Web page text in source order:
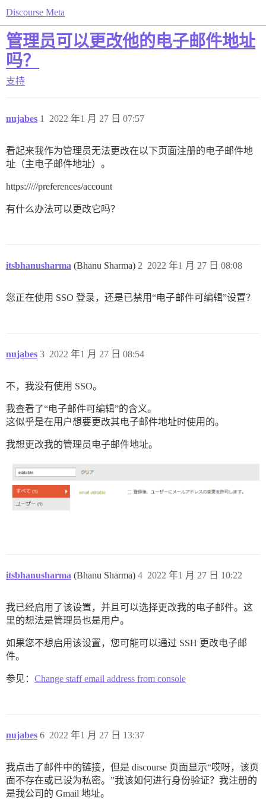
Discourse Meta
管理员可以更改他的电子邮件地址
吗？
支持
nujabes 2022 年1 月 27 日 07:57
1
看起来我作为管理员无法更改在以下页面注册的电子邮件地
址（主电子邮件地址）。
https://///preferences/account
有什么办法可以更改它吗？
itsbhanusharma (Bhanu Sharma) 2022 年1 月 27 日 08:08
2
您正在使用 SSO 登录，还是已禁用“电子邮件可编辑”设置？
nujabes 2022 年1 月 27 日 08:54
3
不，我没有使用 SSO。
我查看了“电子邮件可编辑”的含义。
这似乎是在用户想要更改其电子邮件地址时使用的。
我想更改我的管理员电子邮件地址。
itsbhanusharma (Bhanu Sharma) 2022 年1 月 27 日 10:22
4
我已经启用了该设置，并且可以选择更改我的电子邮件。这
里的想法是管理员也是用户。
如果您不想启用该设置，您可能可以通过 SSH 更改电子邮
件。
参见： Change staff email address from console
nujabes 2022 年1 月 27 日 13:37
6
我点击了邮件中的链接，但是 discourse 页面显示“哎呀，该页
面不存在或已设为私密。”我该如何进行身份验证？我注册的
是我公司的 Gmail 地址。